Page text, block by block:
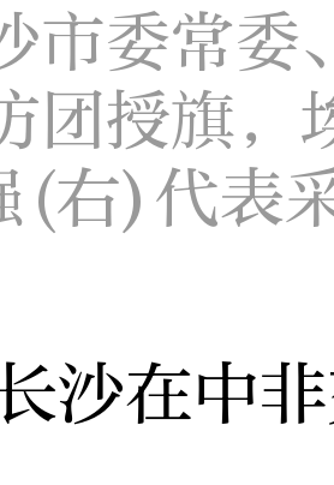
市委常委
团授旗，
(右)代表
在中非